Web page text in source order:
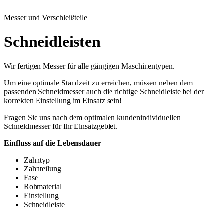
Messer und Verschleißteile
Schneidleisten
Wir fertigen Messer für alle gängigen Maschinentypen.
Um eine optimale Standzeit zu erreichen, müssen neben dem
passenden Schneidmesser auch die richtige Schneidleiste bei der
korrekten Einstellung im Einsatz sein!
Fragen Sie uns nach dem optimalen kundenindividuellen
Schneidmesser für Ihr Einsatzgebiet.
Einfluss auf die Lebensdauer
Zahntyp
Zahnteilung
Fase
Rohmaterial
Einstellung
Schneidleiste